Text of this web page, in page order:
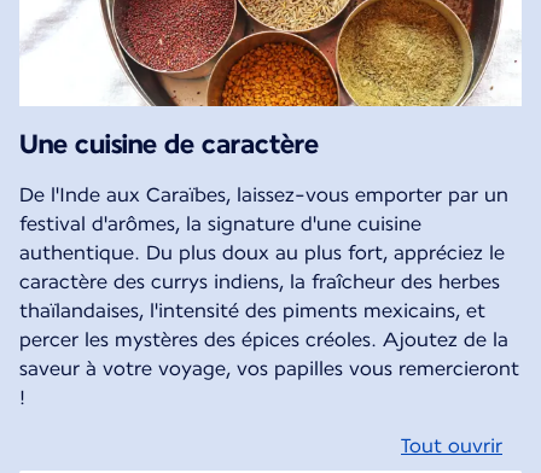
Une cuisine de caractère
De l'Inde aux Caraïbes, laissez-vous emporter par un
festival d'arômes, la signature d'une cuisine
authentique. Du plus doux au plus fort, appréciez le
caractère des currys indiens, la fraîcheur des herbes
thaïlandaises, l'intensité des piments mexicains, et
percer les mystères des épices créoles. Ajoutez de la
saveur à votre voyage, vos papilles vous remercieront
!
Tout ouvrir